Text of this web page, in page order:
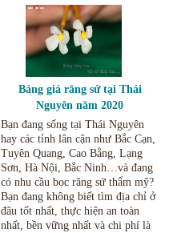
Bảng giá răng sứ tại Thái
Nguyên năm 2020
Bạn đang sống tại Thái Nguyên
hay các tỉnh lân cận như Bắc Cạn,
Tuyên Quang, Cao Bằng, Lạng
Sơn, Hà Nội, Bắc Ninh…và đang
có nhu cầu bọc răng sứ thẩm mỹ?
Bạn đang không biết tìm địa chỉ ở
đâu tốt nhất, thực hiện an toàn
nhất, bền vững nhất và chi phí là